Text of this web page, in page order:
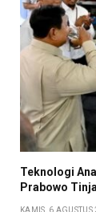
Teknologi
Prabowo
KAMIS, 6